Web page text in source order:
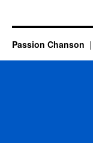
Passion Chanson